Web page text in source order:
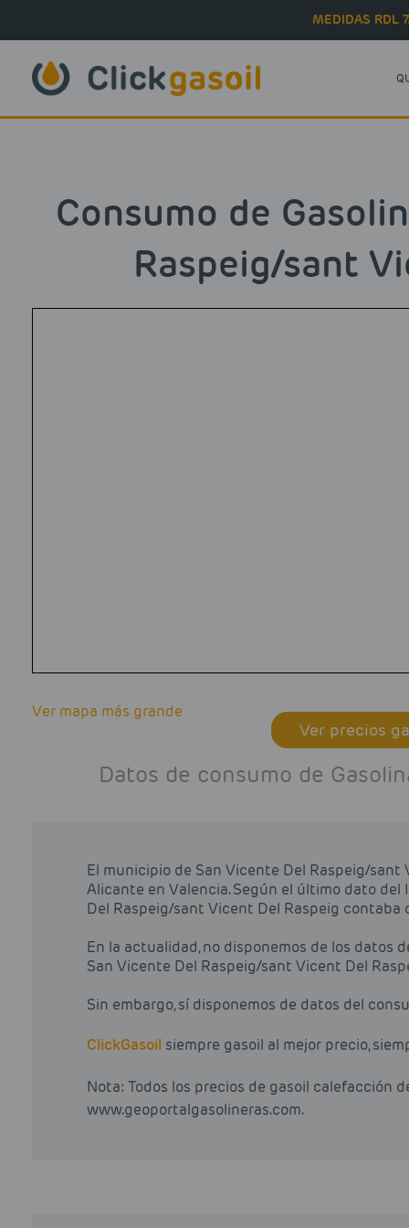
MEDIDAS RDL
Consumo de
Raspeig/sant
Ver mapa más grande
Ver precios
Datos de consumo de
El municipio de San Vicente Del Raspeig/
Alicante en Valencia. Según el último dato
Del Raspeig/sant Vicent Del Raspeig
En la actualidad, no disponemos de los datos
San Vicente Del Raspeig/sant Vicent Del
Sin embargo, sí disponemos de datos del
ClickGasoil siempre gasoil al mejor precio,
Nota: Todos los precios de gasoil calefacción
www.geoportalgasolineras.com.